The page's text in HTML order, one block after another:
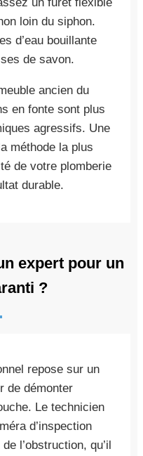
loin du siphon.
d’eau bouillante
de savon.
ancien du
en fonte sont plus
agressifs. Une
méthode la plus
de votre plomberie
durable.
expert pour un
?
repose sur un
de démonter
Le technicien
d’inspection
l’obstruction, qu’il